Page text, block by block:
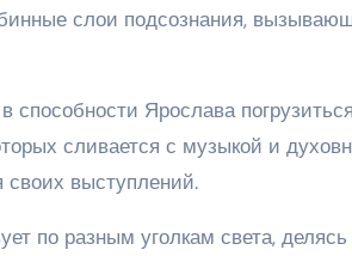
слои подсознания,
способности Ярослава
сливается с музыкой и
своих выступлений.
по разным уголкам света,